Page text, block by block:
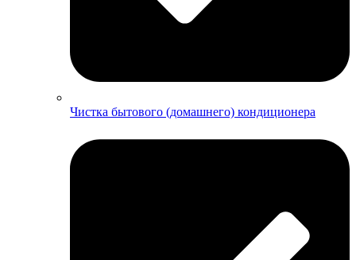
Чистка бытового (домашнего) кондиционера